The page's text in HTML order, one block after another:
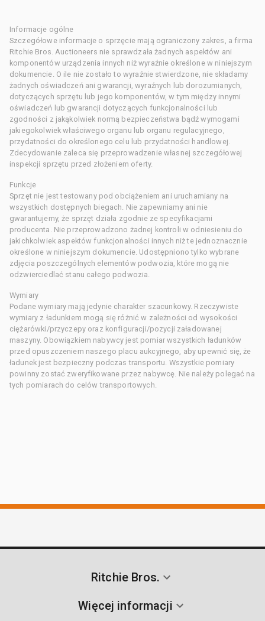
Informacje ogólne
Szczegółowe informacje o sprzęcie mają ograniczony zakres, a firma
Ritchie Bros. Auctioneers nie sprawdzała żadnych aspektów ani
komponentów urządzenia innych niż wyraźnie określone w niniejszym
dokumencie. O ile nie zostało to wyraźnie stwierdzone, nie składamy
żadnych oświadczeń ani gwarancji, wyraźnych lub dorozumianych,
dotyczących sprzętu lub jego komponentów, w tym między innymi
oświadczeń lub gwarancji dotyczących funkcjonalności lub
zgodności z jakąkolwiek normą bezpieczeństwa bądź wymogami
jakiegokolwiek właściwego organu lub organu regulacyjnego,
przydatności do określonego celu lub przydatności handlowej.
Zdecydowanie zaleca się przeprowadzenie własnej szczegółowej
inspekcji sprzętu przed złożeniem oferty.
Funkcje
Sprzęt nie jest testowany pod obciążeniem ani uruchamiany na
wszystkich dostępnych biegach. Nie zapewniamy ani nie
gwarantujemy, że sprzęt działa zgodnie ze specyfikacjami
producenta. Nie przeprowadzono żadnej kontroli w odniesieniu do
jakichkolwiek aspektów funkcjonalności innych niż te jednoznacznie
określone w niniejszym dokumencie. Udostępniono tylko wybrane
zdjęcia poszczególnych elementów podwozia, które mogą nie
odzwierciedlać stanu całego podwozia.
Wymiary
Podane wymiary mają jedynie charakter szacunkowy. Rzeczywiste
wymiary z ładunkiem mogą się różnić w zależności od wysokości
ciężarówki/przyczepy oraz konfiguracji/pozycji załadowanej
maszyny. Obowiązkiem nabywcy jest pomiar wszystkich ładunków
przed opuszczeniem naszego placu aukcyjnego, aby upewnić się, że
ładunek jest bezpieczny podczas transportu. Wszystkie pomiary
powinny zostać zweryfikowane przez nabywcę. Nie należy polegać na
tych pomiarach do celów transportowych.
Ritchie Bros.
Więcej informacji